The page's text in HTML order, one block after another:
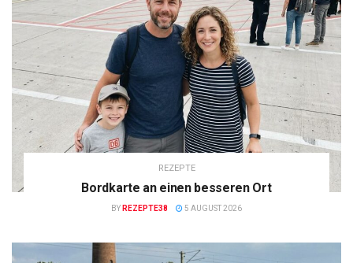
REZEPTE
Bordkarte an einen besseren Ort
BY REZEPTE38 5 AUGUST 2026